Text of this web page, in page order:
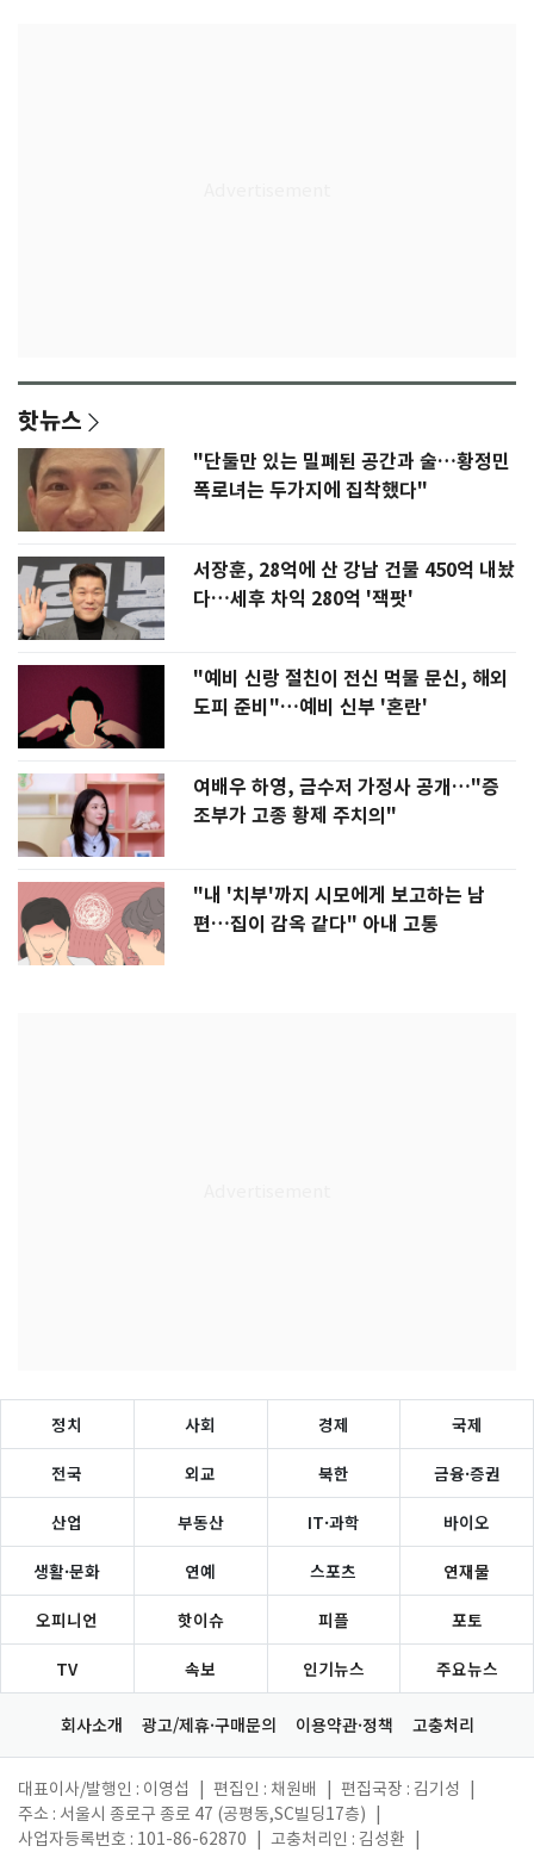
핫뉴스
"단둘만 있는 밀폐된 공간과 술…황정민
폭로녀는 두가지에 집착했다"
서장훈, 28억에 산 강남 건물 450억 내놨
다…세후 차익 280억 '잭팟'
"예비 신랑 절친이 전신 먹물 문신, 해외
도피 준비"…예비 신부 '혼란'
여배우 하영, 금수저 가정사 공개…"증
조부가 고종 황제 주치의"
"내 '치부'까지 시모에게 보고하는 남
편…집이 감옥 같다" 아내 고통
정치 사회 경제 국제
전국 외교 북한 금융·증권
산업 부동산 IT·과학 바이오
생활·문화 연예 스포츠 연재물
오피니언 핫이슈 피플 포토
TV 속보 인기뉴스 주요뉴스
회사소개 광고/제휴·구매문의 이용약관·정책 고충처리
대표이사/발행인 : 이영섭 편집인 : 채원배 편집국장 : 김기성
주소 : 서울시 종로구 종로 47 (공평동,SC빌딩17층)
사업자등록번호 : 101-86-62870
고충처리인 : 김성환